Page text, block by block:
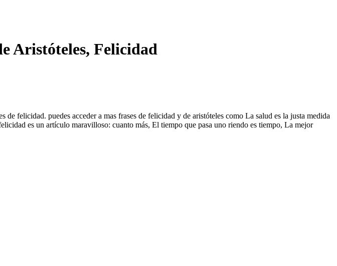
Aristóteles, Felicidad
felicidad. puedes acceder a mas frases de felicidad y de aristóteles como La salud es la justa medida
es un artículo maravilloso: cuanto más, El tiempo que pasa uno riendo es tiempo, La mejor